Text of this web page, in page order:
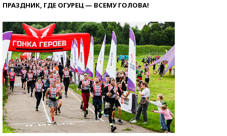
ПРАЗДНИК, ГДЕ ОГУРЕЦ — ВСЕМУ ГОЛОВА!